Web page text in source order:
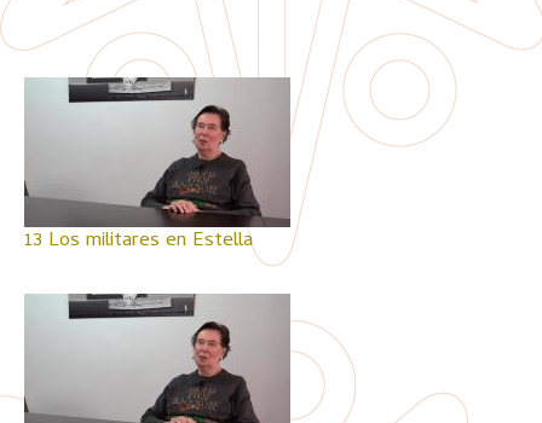
13 Los militares en Estella